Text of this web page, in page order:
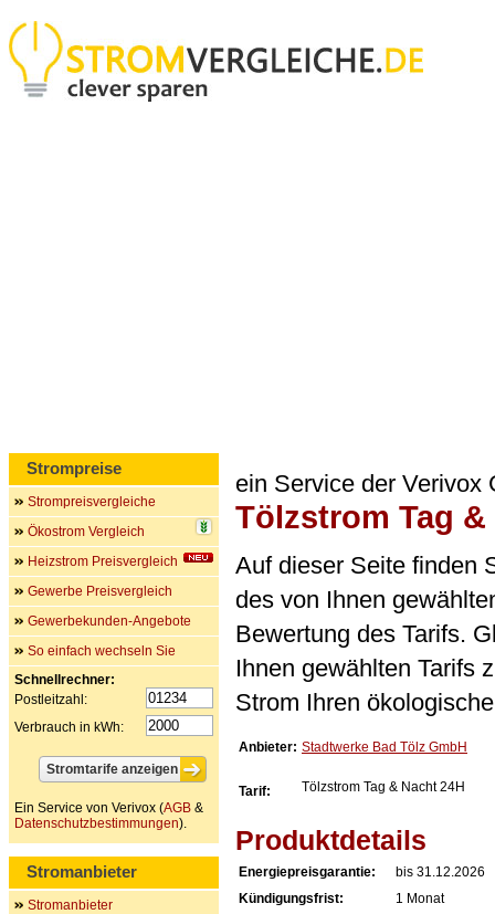
ein Service der Verivox
Tölzstrom Tag &
Auf dieser Seite finden
des von Ihnen
Bewertung des Tarifs.
Ihnen gewählten Tarifs
Strom Ihren
Anbieter: Stadtwerke Bad Tölz GmbH
Tarif: Tölzstrom Tag & Nacht 24H
Produktdetails
Energiepreisgarantie:
bis 31.12.2026
Kündigungsfrist:
1 Monat
Strompreise
Strompreisvergleiche
Ökostrom Vergleich
Heizstrom Preisvergleich
Gewerbe Preisvergleich
Gewerbekunden-Angebote
So einfach wechseln Sie
Schnellrechner:
Postleitzahl:
Verbrauch in kWh:
Ein Service von Verivox (AGB &
Datenschutzbestimmungen).
Stromanbieter
Stromanbieter